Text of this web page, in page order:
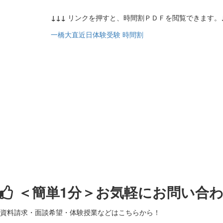
↓↓↓ リンクを押すと、時間割ＰＤＦを閲覧できます。
一橋大直近日体験受験 時間割
＜簡単1分＞お気軽にお問い合
資料請求・面談希望・体験授業などはこちらから！